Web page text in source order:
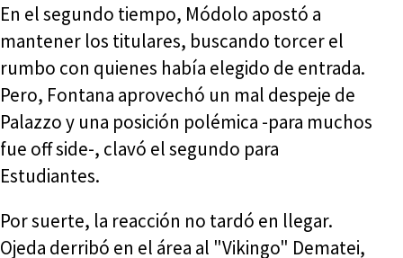
En el segundo tiempo, Módolo apostó a
mantener los titulares, buscando torcer el
rumbo con quienes había elegido de entrada.
Pero, Fontana aprovechó un mal despeje de
Palazzo y una posición polémica -para muchos
fue off side-, clavó el segundo para
Estudiantes.
Por suerte, la reacción no tardó en llegar.
Ojeda derribó en el área al "Vikingo" Dematei,